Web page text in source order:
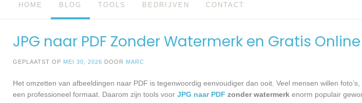
HOME BLOG TOOLS BEDRIJVEN CONTACT
JPG naar PDF Zonder Watermerk en Gratis
GEPLAATST OP MEI 30, 2026 DOOR MARC
Het omzetten van afbeeldingen naar PDF is tegenwoordig eenvoudiger dan ooit. Veel mensen willen
een professioneel formaat. Daarom zijn tools voor JPG naar PDF zonder watermerk enorm populair